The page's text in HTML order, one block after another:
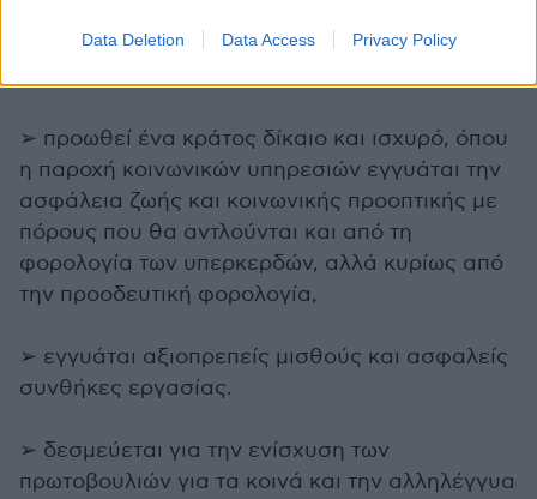
Data Deletion Data Access Privacy Policy
λογοδοσία, την ισότιμη εκπροσώπηση και
➢ προωθεί ένα κράτος δίκαιο και ισχυρό, όπου
η παροχή κοινωνικών υπηρεσιών εγγυάται την
ασφάλεια ζωής και κοινωνικής προοπτικής με
πόρους που θα αντλούνται και από τη
φορολογία των υπερκερδών, αλλά κυρίως από
την προοδευτική φορολογία,
➢ εγγυάται αξιοπρεπείς μισθούς και ασφαλείς
συνθήκες εργασίας.
➢ δεσμεύεται για την ενίσχυση των
πρωτοβουλιών για τα κοινά και την αλληλέγγυα